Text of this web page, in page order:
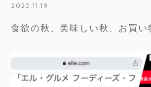
2020.11.19
食欲の秋、美味しい秋、お買い